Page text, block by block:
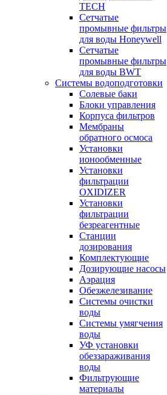
TECH
Сетчатые
промывные фильтры
для воды Honeywell
Сетчатые
промывные фильтры
для воды BWT
Системы водоподготовки
Солевые баки
Блоки управления
Корпуса фильтров
Мембраны
обратного осмоса
Установки
ионообменные
Установки
фильтрации
OXIDIZER
Установки
фильтрации
безреагентные
Станции
дозирования
Комплектующие
Дозирующие насосы
Аэрация
Обезжелезивание
Системы очистки
воды
Системы умягчения
воды
УФ установки
обеззараживания
воды
Фильтрующие
материалы